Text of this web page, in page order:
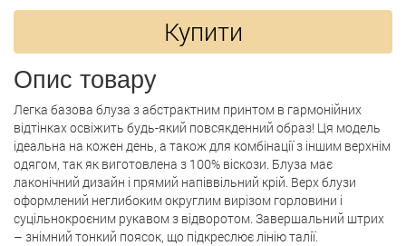
Купити
Опис товару
Легка базова блуза з абстрактним принтом в гармонійних
відтінках освіжить будь-який повсякденний образ! Ця модель
ідеальна на кожен день, а також для комбінації з іншим верхнім
одягом, так як виготовлена ​​з 100% віскози. Блуза має
лаконічний дизайн і прямий напіввільний крій. Верх блузи
оформлений неглибоким округлим вирізом горловини і
суцільнокроєним рукавом з відворотом. Завершальний штрих
– знімний тонкий поясок, що підкреслює лінію талії.